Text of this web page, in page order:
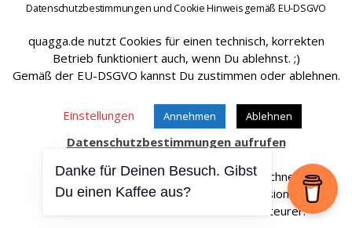
Datenschutzbestimmungen und Cookie Hinweis gemäß EU-DSGVO
quagga.de nutzt Cookies für einen technisch, korrekten
Betrieb funktioniert auch, wenn Du ablehnst. ;)
Gemäß der EU-DSGVO kannst Du zustimmen oder ablehnen.
Einstellungen Annehmen Ablehnen
Datenschutzbestimmungen aufrufen
Affiliate Links sind mit einem * gekennteichnet.
Wir erhalten bei einem Kauf eine Provision.
Die Artikel werden für Dich dadurch nicht teurer.
Danke für Deinen Besuch. Gibst
Du einen Kaffee aus?